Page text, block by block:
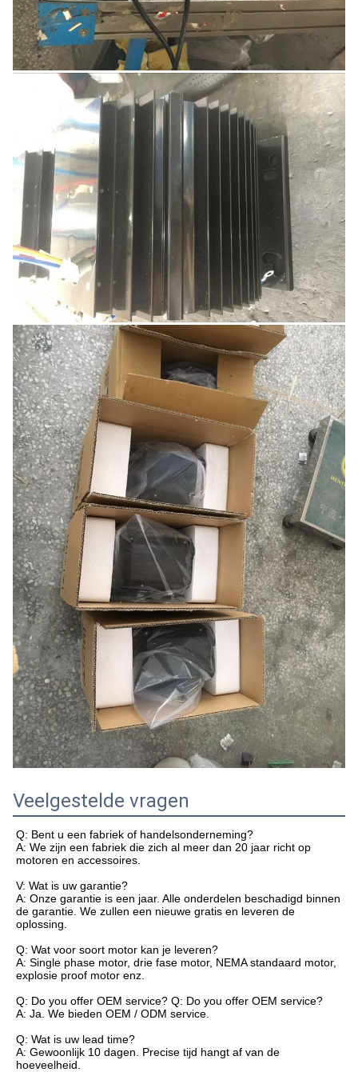
Veelgestelde vragen
Q: Bent u een fabriek of handelsonderneming?
A: We zijn een fabriek die zich al meer dan 20 jaar richt op
motoren en accessoires.
V: Wat is uw garantie?
A: Onze garantie is een jaar. Alle onderdelen beschadigd binnen
de garantie. We zullen een nieuwe gratis en leveren de
oplossing.
Q: Wat voor soort motor kan je leveren?
A: Single phase motor, drie fase motor, NEMA standaard motor,
explosie proof motor enz.
Q: Do you offer OEM service? Q: Do you offer OEM service?
A: Ja. We bieden OEM / ODM service.
Q: Wat is uw lead time?
A: Gewoonlijk 10 dagen. Precise tijd hangt af van de
hoeveelheid.